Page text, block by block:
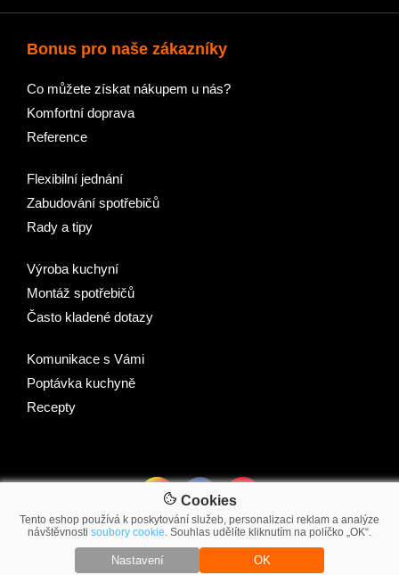
Cookies
Tento eshop používá k poskytování služeb, personalizaci reklam a analýze
návštěvnosti soubory cookie. Souhlas udělíte kliknutím na políčko „OK“.
Nastavení OK
Bonus pro naše zákazníky
Co můžete získat nákupem u nás?
Komfortní doprava
Reference
Flexibilní jednání
Zabudování spotřebičů
Rady a tipy
Výroba kuchyní
Montáž spotřebičů
Často kladené dotazy
Komunikace s Vámi
Poptávka kuchyně
Recepty
© 2007-2026 2Traders CZ s.r.o.